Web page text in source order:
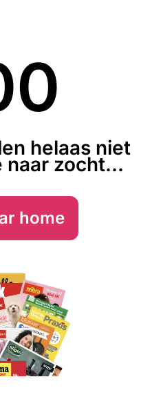
helaas niet
naar zocht...
home